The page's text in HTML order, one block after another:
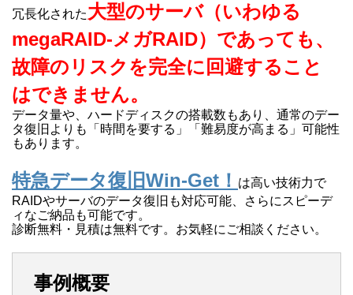
冗長化された大型のサーバ（いわゆる
megaRAID-メガRAID）であっても、
故障のリスクを完全に回避すること
はできません。
データ量や、ハードディスクの搭載数もあり、通常のデー
タ復旧よりも「時間を要する」「難易度が高まる」可能性
もあります。
特急データ復旧Win-Get！ は高い技術力で
RAIDやサーバのデータ復旧も対応可能、さらにスピーデ
ィなご納品も可能です。
診断無料・見積は無料です。お気軽にご相談ください。
事例概要